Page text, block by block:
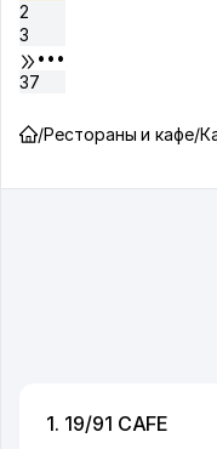
2
3
•••
37
/Рестораны и кафе/
1. 19/91 CAFE